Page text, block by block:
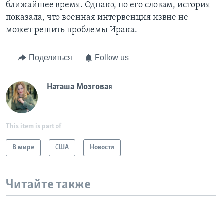
ближайшее время. Однако, по его словам, история
показала, что военная интервенция извне не
может решить проблемы Ирака.
Поделиться Follow us
Наташа Мозговая
This item is part of
В мире США Новости
Читайте также